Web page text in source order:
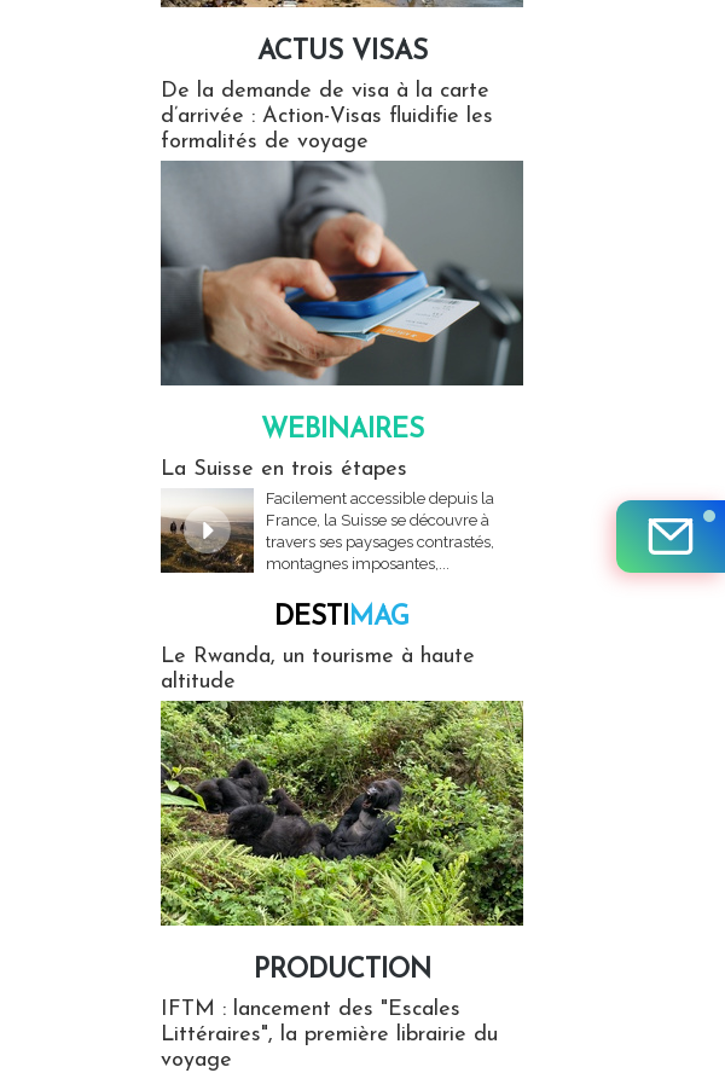
ACTUS VISAS
De la demande de visa à la carte
d’arrivée : Action-Visas fluidifie les
formalités de voyage
WEBINAIRES
La Suisse en trois étapes
Facilement accessible depuis la
France, la Suisse se découvre à
travers ses paysages contrastés,
montagnes imposantes,...
DESTIMAG
Le Rwanda, un tourisme à haute
altitude
PRODUCTION
IFTM : lancement des "Escales
Littéraires", la première librairie du
voyage